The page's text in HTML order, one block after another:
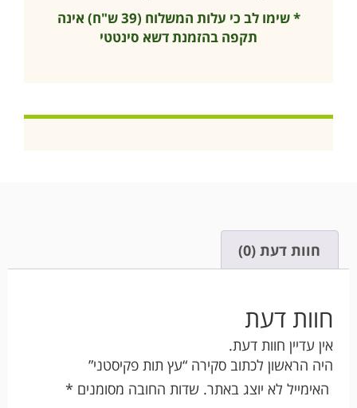
* שימו לב כי עלות המשלוח (39 ש"ח) אינה
תקפה בהזמנת דשא סינטטי
חוות דעת (0)
חוות דעת
אין עדיין חוות דעת.
היה הראשון לכתוב סקירה “עץ תות פקיסטני”
האימייל לא יוצג באתר. שדות החובה מסומנים *